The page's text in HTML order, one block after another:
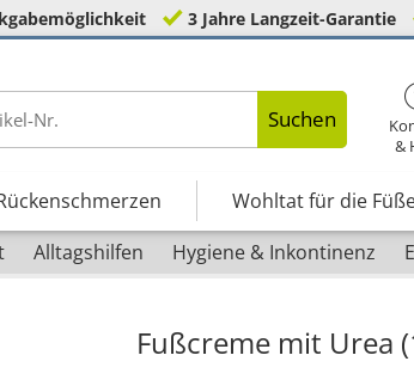
3 Jahre Langzeit-Garantie
Suchen
&
Wohltat für die
Alltagshilfen Hygiene & Inkontinenz
Fußcreme mit Urea